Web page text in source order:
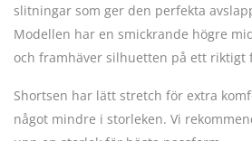
slitningar som ger den perfekta
Modellen har en smickrande högre
och framhäver silhuetten på ett riktigt
Shortsen har lätt stretch för extra
något mindre i storleken. Vi